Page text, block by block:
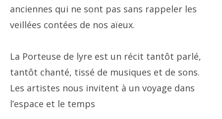
anciennes qui ne sont pas sans rappeler les
veillées contées de nos aïeux.
La Porteuse de lyre est un récit tantôt parlé,
tantôt chanté, tissé de musiques et de sons.
Les artistes nous invitent à un voyage dans
l’espace et le temps